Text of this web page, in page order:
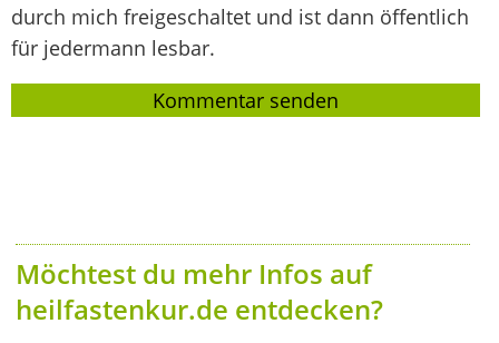
durch mich freigeschaltet und ist dann öffentlich
für jedermann lesbar.
Möchtest du mehr Infos auf
heilfastenkur.de entdecken?